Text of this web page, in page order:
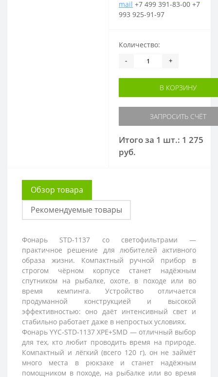
mail +7 499 391-83-00 +7
993 925-91-97
Количество:
- +
В КОРЗИНУ
ЗАПРОСИТЬ СЧЁТ
Итого за 1 шт.: 1 275
руб.
Обзор товара
Рекомендуемые товары
Фонарь STD-1137 со светофильтрами —
практичное решение для любителей активного
образа жизни. Компактный ручной прибор в
строгом чёрном корпусе станет надёжным
спутником на рыбалке, охоте, в походе или во
время кемпинга. Устройство отличается
продуманной конструкцией и высокой
эффективностью: оно даёт интенсивный свет и
стабильно работает даже в непростых условиях.
Фонарь YYC‑STD‑1137 XPE+SMD — отличный выбор
для тех, кто любит проводить время на природе.
Компактный и лёгкий (всего 120 г), он не займёт
много места в рюкзаке и станет надёжным
помощником в походе, на рыбалке или во время